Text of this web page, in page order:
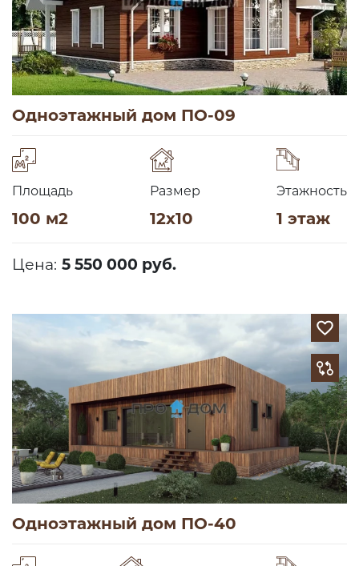
Одноэтажный дом ПО-09
Площадь
100 м2
Размер
12х10
Этажность
1 этаж
Цена: 5 550 000 руб.
Одноэтажный дом ПО-40